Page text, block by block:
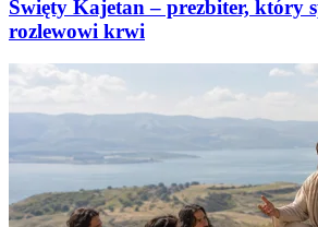
Święty Kajetan – prezbiter, który
rozlewowi krwi